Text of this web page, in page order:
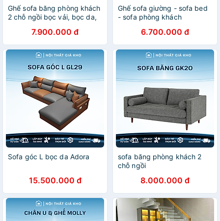
Ghế sofa băng phòng khách
2 chỗ ngồi bọc vải, bọc da,
7.900.000 đ
Ghế sofa giường - sofa bed
- sofa phòng khách
6.700.000 đ
Sofa góc L bọc da Adora
15.500.000 đ
sofa băng phòng khách 2
chỗ ngồi
8.000.000 đ